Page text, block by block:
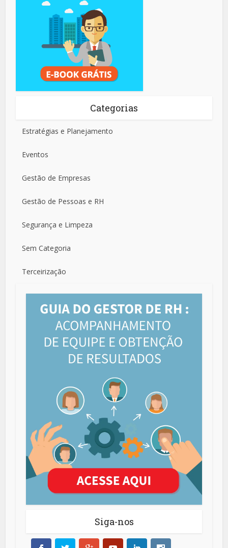
Categorias
Estratégias e Planejamento
Eventos
Gestão de Empresas
Gestão de Pessoas e RH
Segurança e Limpeza
Sem Categoria
Terceirização
Siga-nos